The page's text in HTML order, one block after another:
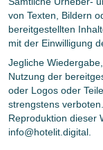
von Texten, Bildern
bereitgestellten
mit der Einwilligung
Jegliche
Nutzung der
oder Logos oder
strengstens
Reproduktion dieser
info@hotelit.digital.